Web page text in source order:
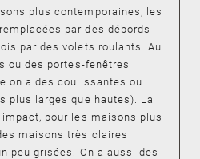
plus contemporaines, les
par des débords
par des volets roulants. Au
ou des portes-fenêtres
on a des coulissantes ou
plus larges que hautes). La
pour les maisons plus
maisons très claires
peu grisées. On a aussi des